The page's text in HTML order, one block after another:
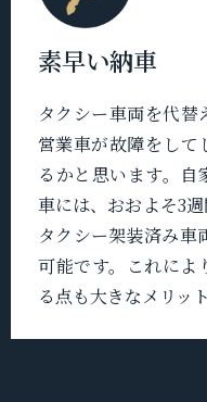
素早い納車
タクシー車両を代
営業車が故障をして
るかと思います。
車には、おおよそ3
タクシー架装済み車
可能です。これによ
る点も大きなメリッ